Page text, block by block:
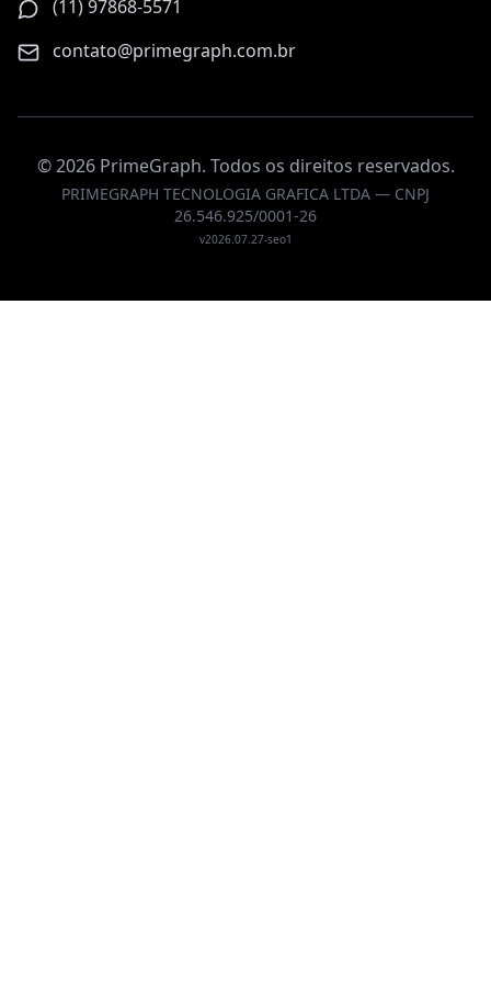
(11) 97868-5571
contato@primegraph.com.br
©2026PrimeGraph. Todos os direitos reservados.
PRIMEGRAPH TECNOLOGIA GRAFICA LTDA — CNPJ
26.546.925/0001-26
v2026.07.27-seo1